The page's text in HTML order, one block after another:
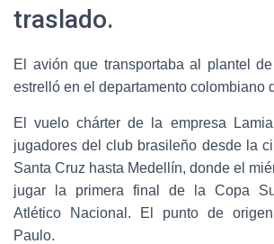
traslado.
El avión que transportaba al plantel
estrelló en el departamento colombiano
El vuelo chárter de la empresa
jugadores del club brasileño desde la
Santa Cruz hasta Medellín, donde el
jugar la primera final de la Copa
Atlético Nacional. El punto de
Paulo.